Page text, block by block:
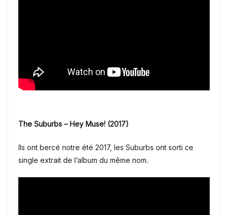
The Suburbs – Hey Muse! (2017)
Ils ont bercé notre été 2017, les Suburbs ont sorti ce
single extrait de l’album du même nom.